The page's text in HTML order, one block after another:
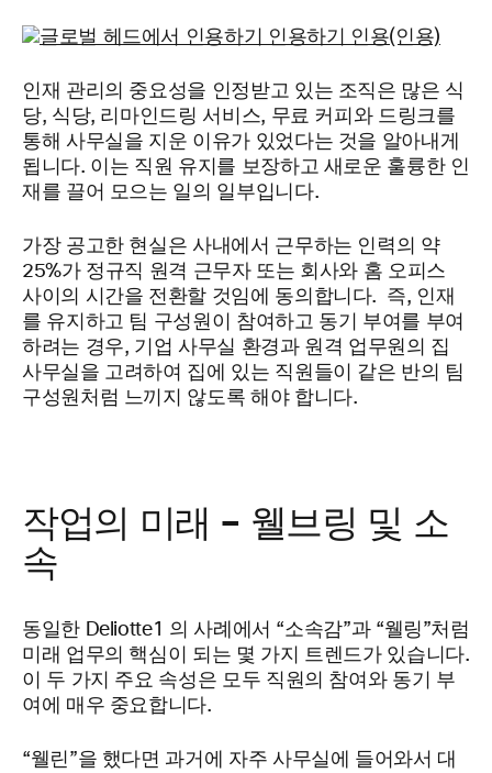
인재 관리의 중요성을 인정받고 있는 조직은 많은 식
당, 식당, 리마인드링 서비스, 무료 커피와 드링크를
통해 사무실을 지운 이유가 있었다는 것을 알아내게
됩니다. 이는 직원 유지를 보장하고 새로운 훌륭한 인
재를 끌어 모으는 일의 일부입니다.
가장 공고한 현실은 사내에서 근무하는 인력의 약
25%가 정규직 원격 근무자 또는 회사와 홈 오피스
사이의 시간을 전환할 것임에 동의합니다. 즉, 인재
를 유지하고 팀 구성원이 참여하고 동기 부여를 부여
하려는 경우, 기업 사무실 환경과 원격 업무원의 집
사무실을 고려하여 집에 있는 직원들이 같은 반의 팀
구성원처럼 느끼지 않도록 해야 합니다.
작업의 미래 – 웰브링 및 소
속
동일한 Deliotte1 의 사례에서 “소속감”과 “웰링”처럼
미래 업무의 핵심이 되는 몇 가지 트렌드가 있습니다.
이 두 가지 주요 속성은 모두 직원의 참여와 동기 부
여에 매우 중요합니다.
“웰린”을 했다면 과거에 자주 사무실에 들어와서 대